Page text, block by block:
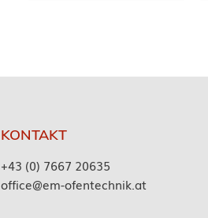
KONTAKT
+43 (0) 7667 20635
office@em-ofentechnik.at